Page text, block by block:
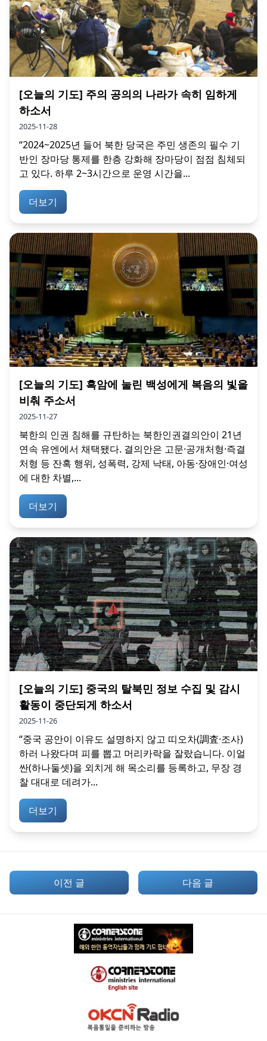
[오늘의 기도] 주의 공의의 나라가 속히 임하게
하소서
2025-11-28
“2024~2025년 들어 북한 당국은 주민 생존의 필수 기
반인 장마당 통제를 한층 강화해 장마당이 점점 침체되
고 있다. 하루 2~3시간으로 운영 시간을...
더보기
[오늘의 기도] 흑암에 눌린 백성에게 복음의 빛을
비춰 주소서
2025-11-27
북한의 인권 침해를 규탄하는 북한인권결의안이 21년
연속 유엔에서 채택됐다. 결의안은 고문·공개처형·즉결
처형 등 잔혹 행위, 성폭력, 강제 낙태, 아동·장애인·여성
에 대한 차별,...
더보기
[오늘의 기도] 중국의 탈북민 정보 수집 및 감시
활동이 중단되게 하소서
2025-11-26
“중국 공안이 이유도 설명하지 않고 띠오차(調査·조사)
하러 나왔다며 피를 뽑고 머리카락을 잘랐습니다. 이얼
싼(하나둘셋)을 외치게 해 목소리를 등록하고, 무장 경
찰 대대로 데려가...
더보기
이전 글 다음 글